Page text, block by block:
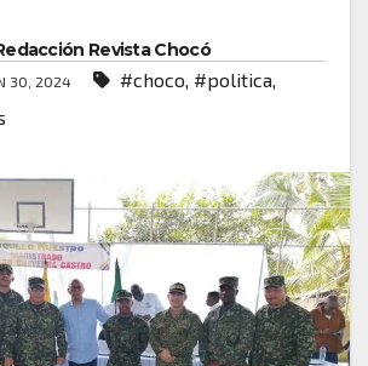
Revista Chocó
30, 2024 #choco, #politica,